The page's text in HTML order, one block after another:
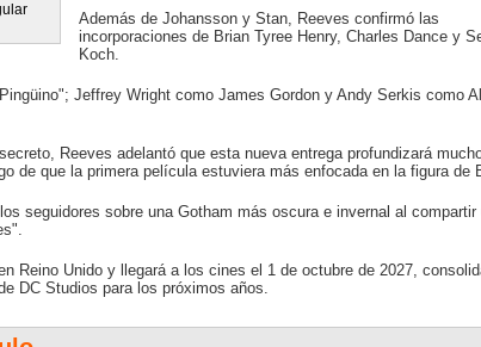
Además de Johansson y Stan, Reeves confirmó las
incorporaciones de Brian Tyree Henry, Charles Dance y
Koch.
Jeffrey Wright como James Gordon y Andy Serkis como
Reeves adelantó que esta nueva entrega profundizará
de que la primera película estuviera más enfocada en la figura de
seguidores sobre una Gotham más oscura e invernal al compartir
Reino Unido y llegará a los cines el 1 de octubre de 2027,
DC Studios para los próximos años.